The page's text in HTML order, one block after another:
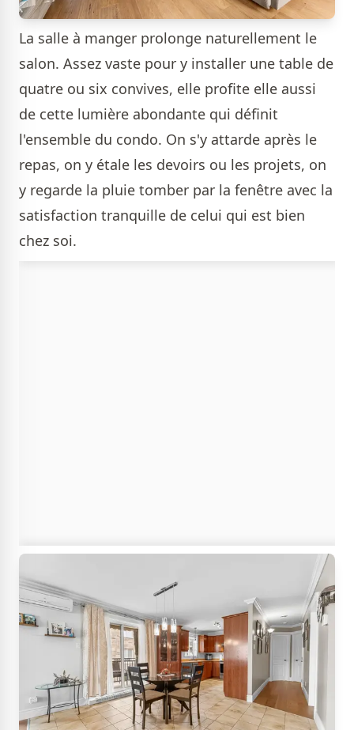
La salle à manger prolonge naturellement le
salon. Assez vaste pour y installer une table de
quatre ou six convives, elle profite elle aussi
de cette lumière abondante qui définit
l'ensemble du condo. On s'y attarde après le
repas, on y étale les devoirs ou les projets, on
y regarde la pluie tomber par la fenêtre avec la
satisfaction tranquille de celui qui est bien
chez soi.